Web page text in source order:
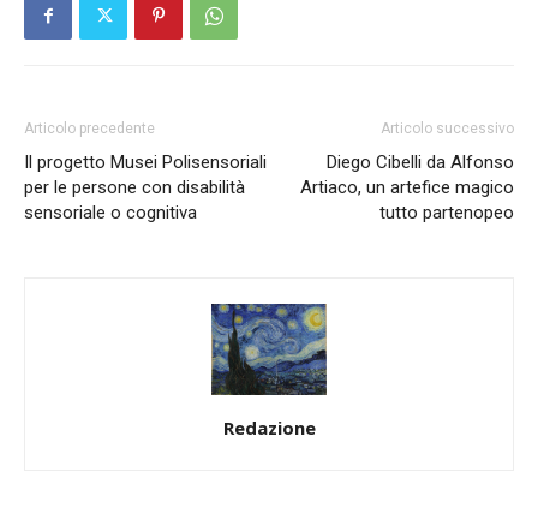
Articolo precedente
Il progetto Musei Polisensoriali
per le persone con disabilità
sensoriale o cognitiva
Articolo successivo
Diego Cibelli da Alfonso
Artiaco, un artefice magico
tutto partenopeo
Redazione